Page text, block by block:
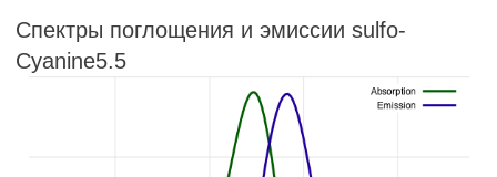
Спектры поглощения и эмиссии sulfo-
Cyanine5.5